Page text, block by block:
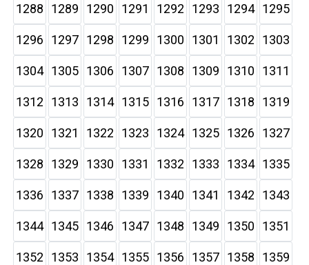
1288 1289 1290 1291 1292 1293 1294 1295
1296 1297 1298 1299 1300 1301 1302 1303
1304 1305 1306 1307 1308 1309 1310 1311
1312 1313 1314 1315 1316 1317 1318 1319
1320 1321 1322 1323 1324 1325 1326 1327
1328 1329 1330 1331 1332 1333 1334 1335
1336 1337 1338 1339 1340 1341 1342 1343
1344 1345 1346 1347 1348 1349 1350 1351
1352 1353 1354 1355 1356 1357 1358 1359